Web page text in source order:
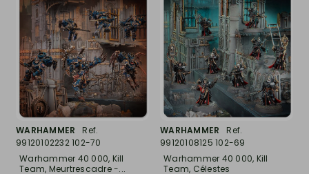
WARHAMMER
Ref.
99120102232 102-70
Warhammer 40 000, Kill
Team, Meurtrescadre -...
WARHAMMER
Ref.
99120108125 102-69
Warhammer 40 000, Kill
Team, Célestes